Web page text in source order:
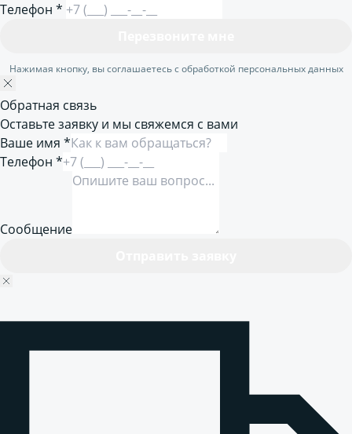
Телефон *
Нажимая кнопку, вы соглашаетесь с обработкой персональных данных
Обратная связь
Оставьте заявку и мы свяжемся с вами
Ваше имя *
Телефон *
Сообщение